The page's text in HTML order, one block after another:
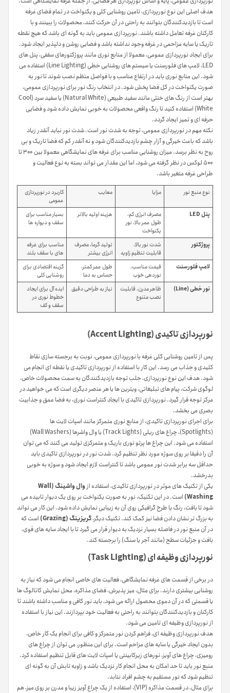
هدف اصلی این نوع نورپردازی، تامین روشنایی کلی و یکنواخت در تمام فضای غرفه
است تا بازدیدکنندگان بتوانند به راحتی در آن حرکت کنند، محصولات را ببینند و با
کارکنان غرفه تعامل داشته باشند. نورپردازی عمومی باید به گونه ای باشد که هیچ نقطه
تاریک یا سایه مزاحمی در غرفه وجود نداشته باشد و فضایی روشن و دلپذیر ایجاد شود.
برای ایجاد نورپردازی عمومی، معمولا از منابع نوری مانند پروژکتورهای سقفی، پنل های
LED، لامپ های فلورسنت یا سیستم های روشنایی خطی (Line Lighting) استفاده می
شود. این منابع نوری باید در ارتفاع مناسب و با فواصل منظم نصب شوند تا نور به
صورت یکنواخت در کل فضا پخش شود. در انتخاب رنگ نور برای نورپردازی عمومی،
بهتر است از رنگ های خنثی مانند سفید طبیعی (Natural White) یا سفید سرد (Cool
White) استفاده کنید تا رنگ واقعی محصولات به خوبی نمایش داده شود و فضایی
حرفه ای و تمیز ایجاد گردد.
نکته مهم در نورپردازی عمومی، توجه به شدت نور است. شدت نور نباید آنقدر زیاد
باشد که باعث خیرگی و آزار چشم بازدیدکنندگان شود و نه آنقدر کم که فضا تاریک و بی
روح به نظر برسد. میزان روشنایی مناسب برای غرفه های نمایشگاهی معمولا بین ۳۰۰ تا
۵۰۰ لوکس در نظر گرفته می شود، اما این مقدار می تواند بسته به نوع فعالیت و
طراحی غرفه متغیر باشد.
نوع منبع نور مزایا معایب
کاربرد در نورپردازی
عمومی
پنل LED
مصرف انرژی کم،
طول عمر بالا، نور
یکنواخت
هزینه اولیه بالاتر
بسیار مناسب برای
سقف و دیواره ها
پروژکتور
شدت نور بالا،
قابلیت تنظیم زاویه
تولید گرما، مصرف
انرژی بیشتر
مناسب برای غرفه
های با سقف بلند
لامپ فلورسنت
قیمت مناسب،
نوردهی خوب
طول عمر کمتر،
حساس به دما
گزینه اقتصادی برای
روشنایی کلی
نور خطی (Line)
ظاهر مدرن، قابلیت
نصب متنوع
نیاز به طراحی دقیق
ایده آل برای ایجاد
خطوط نوری در
سقف و کف
نورپردازی تاکیدی (Accent Lighting)
پس از تامین روشنایی کلی غرفه با نورپردازی عمومی، نوبت به برجسته سازی نقاط
کلیدی و جذاب می رسد. این کار با استفاده از نورپردازی تاکیدی یا نقطه ای انجام می
شود. هدف این نوع نورپردازی، جلب توجه بازدیدکنندگان به سمت محصولات خاص،
لوگوی شرکت، پیام های تبلیغاتی، ویترین ها یا هر عنصر دیگری است که می خواهید در
مرکز توجه قرار گیرد. نورپردازی تاکیدی با ایجاد کنتراست نوری، به فضا عمق و جذابیت
بصری می بخشد.
برای اجرای نورپردازی تاکیدی، از منابع نوری متمرکز مانند اسپات لایت ها
(Spotlights)، چراغ های ریلی (Track Lights) یا وال واشرها (Wall Washers)
استفاده می شود. این چراغ ها پرتو نوری باریک و متمرکزی تولید می کنند که می توان
آن را دقیقا بر روی سوژه مورد نظر تنظیم کرد. شدت نور در نورپردازی تاکیدی باید
حداقل سه برابر شدت نور عمومی باشد تا کنتراست لازم ایجاد شود و سوژه به خوبی
بدرخشد.
یکی از تکنیک های موثر در نورپردازی تاکیدی، استفاده از
وال واشینگ (Wall
Washing) است. در این تکنیک، نور به صورت یکنواخت بر روی یک دیوار تابیده می
شود تا بافت، رنگ یا طرح گرافیکی روی آن به زیبایی نمایش داده شود. این کار می تواند
به بزرگ تر نشان دادن فضا نیز کمک کند. تکنیک دیگر،گریزینگ (Grazing)
است که
در آن منبع نور در فاصله بسیار نزدیک به دیوار قرار می گیرد تا با ایجاد سایه های قوی،
بافت و جزئیات سطح (مانند آجر یا سنگ) را برجسته کند.
نورپردازی وظیفه ای (Task Lighting)
در برخی از قسمت های غرفه نمایشگاهی، فعالیت های خاصی انجام می شود که نیاز به
روشنایی بیشتری دارند. برای مثال، میز پذیرش، فضای مذاکره، محل نمایش کاتالوگ ها
یا قسمتی که در آن دموی محصول ارائه می شود، باید نور کافی و مناسب داشته باشند تا
کارکنان و بازدیدکنندگان بتوانند به راحتی به فعالیت خود بپردازند. این نیاز با استفاده
از نورپردازی وظیفه ای تامین می شود.
هدف نورپردازی وظیفه ای، فراهم کردن نور متمرکز و کافی برای انجام یک کار خاص،
بدون ایجاد خیرگی یا سایه های مزاحم است. برای این منظور، می توان از چراغ های
رومیزی، چراغ های آویز، نورهای زیرکابینتی یا اسپات لایت های قابل تنظیم استفاده کرد.
منبع نور باید تا حد امکان به محل انجام کار نزدیک باشد و زاویه تابش آن به گونه ای
تنظیم شود که نور مستقیم به چشم افراد نتابد.
برای مثال، در قسمت مذاکره (VIP)، استفاده از یک چراغ آویز زیبا و مدرن بر روی میز، هم